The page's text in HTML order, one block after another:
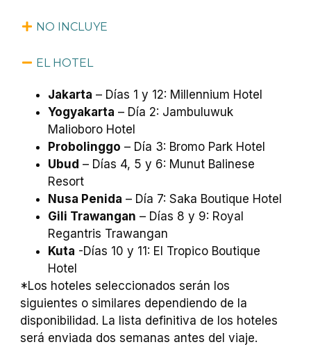
NO INCLUYE
EL HOTEL
Jakarta – Días 1 y 12: Millennium Hotel
Yogyakarta – Día 2: Jambuluwuk
Malioboro Hotel
Probolinggo – Día 3: Bromo Park Hotel
Ubud – Días 4, 5 y 6: Munut Balinese
Resort
Nusa Penida – Día 7: Saka Boutique Hotel
Gili Trawangan – Días 8 y 9: Royal
Regantris Trawangan
Kuta -Días 10 y 11: El Tropico Boutique
Hotel
*Los hoteles seleccionados serán los
siguientes o similares dependiendo de la
disponibilidad. La lista definitiva de los hoteles
será enviada dos semanas antes del viaje.